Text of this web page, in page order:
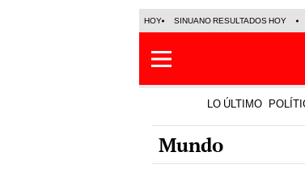
HOY SINUANO RESULTADOS HOY
LO ÚLTIMO
Mundo